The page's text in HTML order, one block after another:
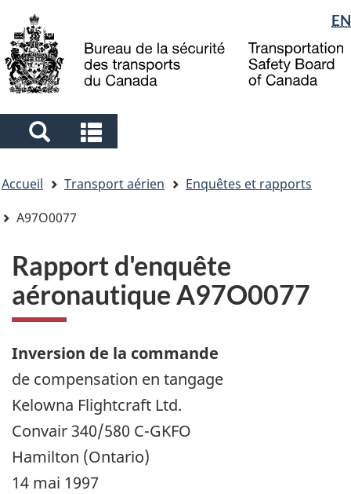
to
main
to
"About
government"
à
la
Sélection
de
la
langue
EN
Search
and
menus
and
menus
êtes
ici
Accueil Transport aérien
Enquêtes et rapports
A97O0077
Rapport d'enquête
aéronautique A97O0077
Inversion de la commande
de compensation en tangage
Kelowna Flightcraft Ltd.
Convair 340/580 C-GKFO
Hamilton (Ontario)
14 mai 1997